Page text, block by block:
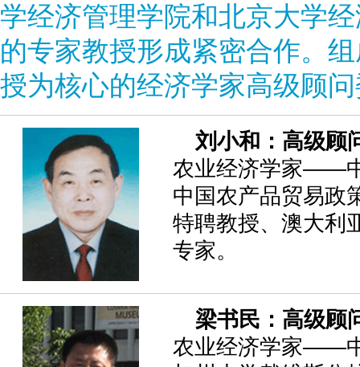
学经济管理学院和北京大学
的专家教授形成紧密合作。
授为核心的经济学家高级顾
刘小和：高级顾
农业经济学家——
中国农产品贸易政
特聘教授、澳大利
专家。
梁书民：高级顾
农业经济学家——